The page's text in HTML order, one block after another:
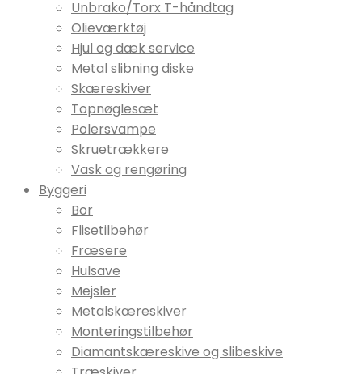
Unbrako/Torx T-håndtag
Olieværktøj
Hjul og dæk service
Metal slibning diske
Skæreskiver
Topnøglesæt
Polersvampe
Skruetrækkere
Vask og rengøring
Byggeri
Bor
Flisetilbehør
Fræsere
Hulsave
Mejsler
Metalskæreskiver
Monteringstilbehør
Diamantskæreskive og slibeskive